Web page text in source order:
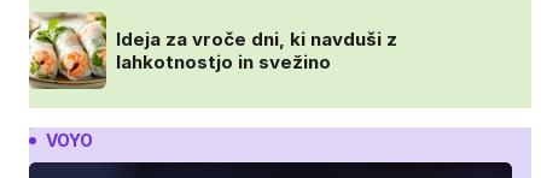
Ideja za vroče dni, ki navduši z
lahkotnostjo in svežino
VOYO